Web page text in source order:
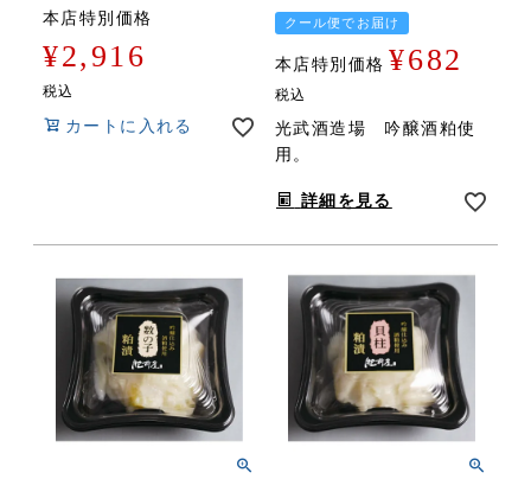
本店特別価格
¥2,916
税込
カートに入れる
クール便でお届け
本店特別価格 ¥682
税込
光武酒造場 吟醸酒粕使
用。
詳細を見る